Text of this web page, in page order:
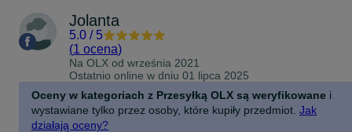
Jolanta
5.0 / 5
(1 ocena)
Na OLX od września 2021
Ostatnio online w dniu 01 lipca 2025
Oceny w kategoriach z Przesyłką OLX są weryfikowane i
wystawiane tylko przez osoby, które kupiły przedmiot. Jak
działają oceny?